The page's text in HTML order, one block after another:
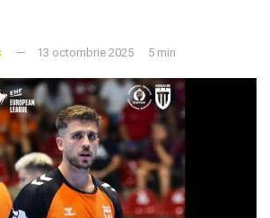
13 octombrie 2025 5 min